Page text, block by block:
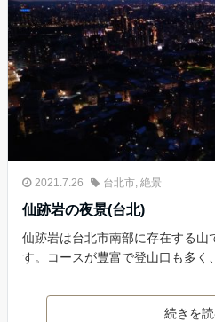
2021.7.26 台北市, 絶景
仙跡岩の夜景(台北)
仙跡岩は台北市南部に存在する山
す。コースが豊富で登山口も多く
続きを